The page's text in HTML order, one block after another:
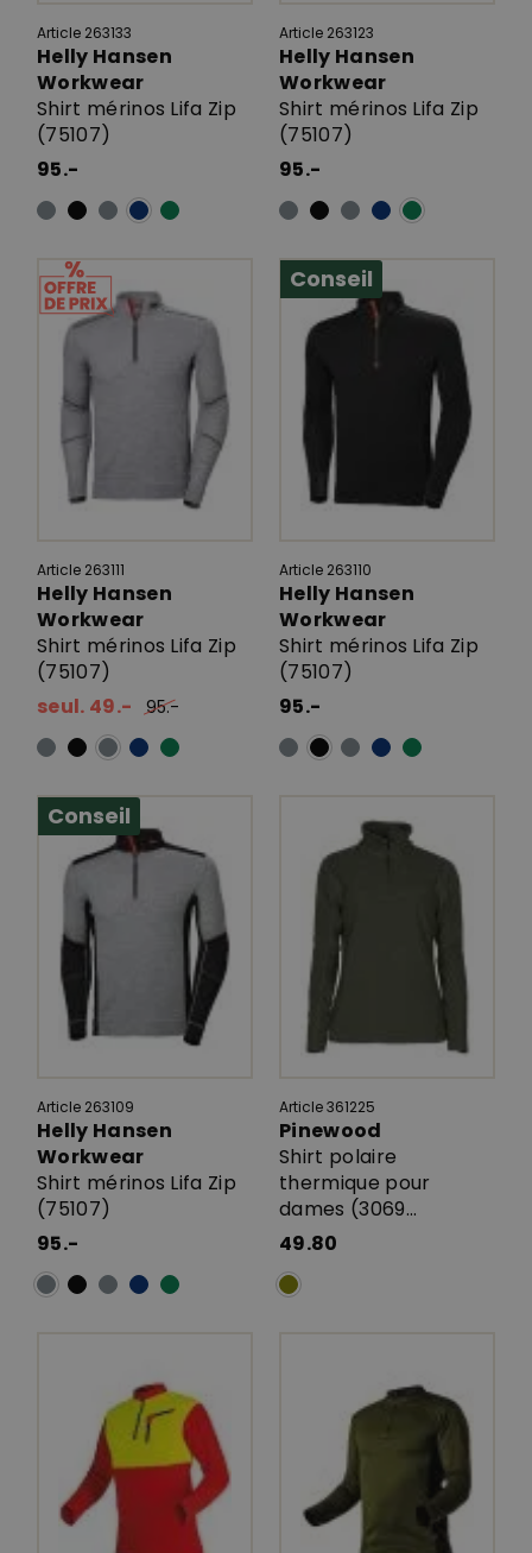
Article 263133
Helly Hansen
Workwear
Shirt mérinos Lifa Zip
(75107)
95.-
Article 263123
Helly Hansen
Workwear
Shirt mérinos Lifa Zip
(75107)
95.-
Article 263111
Helly Hansen
Workwear
Shirt mérinos Lifa Zip
(75107)
seul. 49.-
95.-
Conseil
Article 263110
Helly Hansen
Workwear
Shirt mérinos Lifa Zip
(75107)
95.-
Conseil
Article 263109
Helly Hansen
Workwear
Shirt mérinos Lifa Zip
(75107)
95.-
Article 361225
Pinewood
Shirt polaire
thermique pour
dames (3069...
49.80